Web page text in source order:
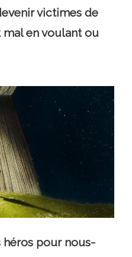
victimes de
en voulant ou
héros pour nous-